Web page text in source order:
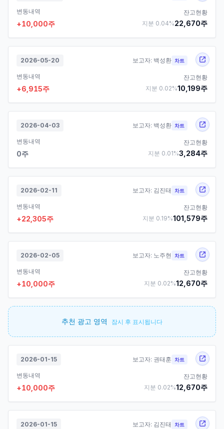
변동내역
+10,000주
잔고현황
지분 0.04%22,670주
2026-05-20 보고자: 백성환 차트
변동내역
+6,915주
잔고현황
지분 0.02%10,199주
2026-04-03 보고자: 백성환 차트
변동내역
0주
잔고현황
지분 0.01%3,284주
2026-02-11 보고자: 김진태 차트
변동내역
+22,305주
잔고현황
지분 0.19%101,579주
2026-02-05 보고자: 노주현 차트
변동내역
+10,000주
잔고현황
지분 0.02%12,670주
추천 광고 영역 잠시 후 표시됩니다
2026-01-15 보고자: 권태훈 차트
변동내역
+10,000주
잔고현황
지분 0.02%12,670주
2026-01-15 보고자: 김진태 차트